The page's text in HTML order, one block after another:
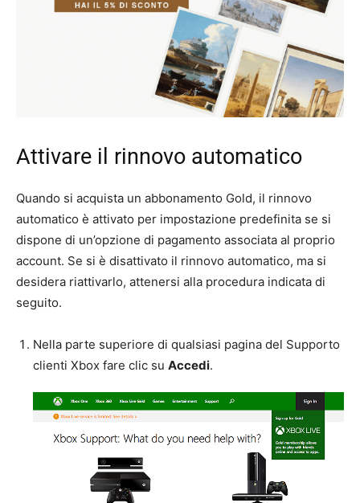
Attivare il rinnovo automatico
Quando si acquista un abbonamento Gold, il rinnovo
automatico è attivato per impostazione predefinita se si
dispone di un’opzione di pagamento associata al proprio
account. Se si è disattivato il rinnovo automatico, ma si
desidera riattivarlo, attenersi alla procedura indicata di
seguito.
Nella parte superiore di qualsiasi pagina del Supporto
clienti Xbox fare clic su Accedi.